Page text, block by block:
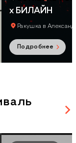
х БИЛАЙН
Ракушка в
Подробнее